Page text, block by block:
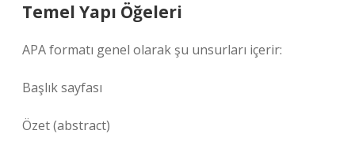
Temel Yapı Öğeleri
APA formatı genel olarak şu unsurları içerir:
Başlık sayfası
Özet (abstract)